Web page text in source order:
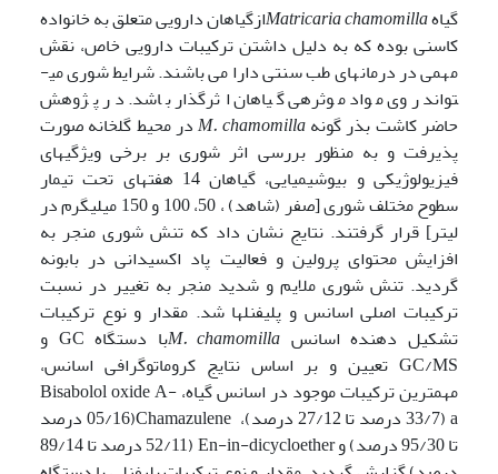
گیاهMatricaria chamomillaازگیاهان دارویی متعلق به خانواده
کاسنی بوده که به دلیل داشتن ترکیبات دارویی خاص، نقش
مهمی در درمان­های طب سنتی دارا می باشند. شرایط شوری می­
تواند روی مواد موثره­ی گیاهان اثرگذار باشد. در پژوهش
حاضر کاشت بذر گونهM. chamomillaدر محیط گلخانه صورت
پذیرفت و به منظور بررسی اثر شوری بر برخی ویژگی­های
فیزیولوژیکی و بیوشیمیایی، گیاهان 14 هفته­ای تحت تیمار
سطوح مختلف شوری [صفر (شاهد) ، 50، 100 و 150 میلی­گرم در
لیتر] قرار گرفتند. نتایج نشان داد که تنش شوری منجر به
افزایش محتوای پرولین و فعالیت پاد اکسیدانی در بابونه
گردید. تنش شوری ملایم و شدید منجر به تغییر در نسبت
ترکیبات اصلی اسانس و پلی­فنل­ها شد. مقدار و نوع ترکیبات
تشکیل دهنده اسانس M. chamomilla
با دستگاه GC و
GC/MS تعیین و بر اساس نتایج کروماتوگرافی اسانس،
مهمترین ترکیبات موجود در اسانس گیاه، -Bisabolol oxide A
a (33/7 درصد تا 27/12 درصد)، Chamazulene(05/16 درصد
تا 95/30 درصد) و En-in-dicycloether (52/11 درصد تا 89/14